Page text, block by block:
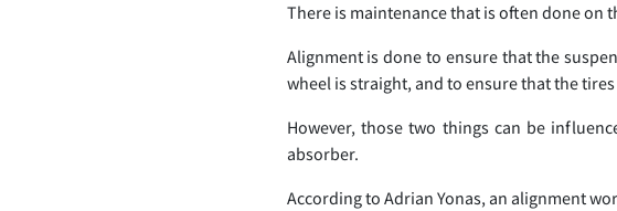
There is maintenance that is often done on
Alignment is done to ensure that the
wheel is straight, and to ensure that the
However, those two things can be
absorber.
According to Adrian Yonas, an alignment